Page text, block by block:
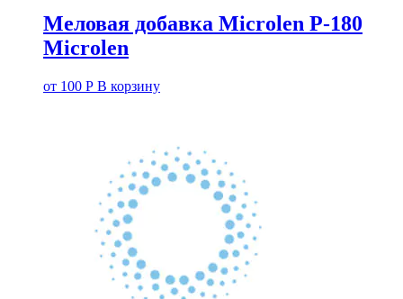
Меловая добавка Microlen P-180
Microlen
от 100 Р В корзину